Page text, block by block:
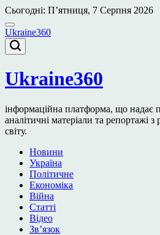
Перейти
до
вмісту
Сьогодні: П’ятниця, 7 Серпня 2026
Ukraine360
Ukraine360
інформаційна платформа, що надає
аналітичні матеріали та репортажі з
світу.
Новини
Україна
Політичне
Економіка
Війна
Статті
Відео
Зв’язок